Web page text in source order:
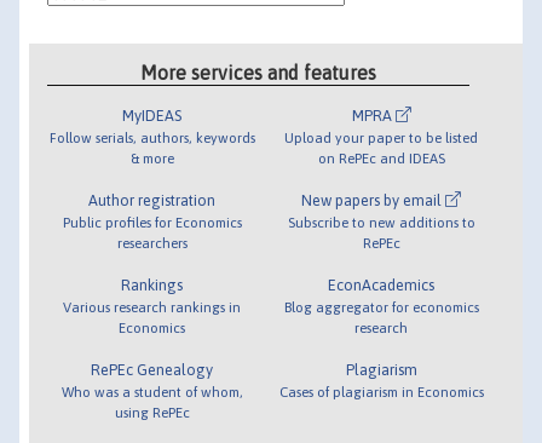
More services and features
MyIDEAS
Follow serials, authors, keywords
& more
Author registration
Public profiles for Economics
researchers
Rankings
Various research rankings in
Economics
RePEc Genealogy
Who was a student of whom,
using RePEc
MPRA
Upload your paper to be listed
on RePEc and IDEAS
New papers by email
Subscribe to new additions to
RePEc
EconAcademics
Blog aggregator for economics
research
Plagiarism
Cases of plagiarism in Economics